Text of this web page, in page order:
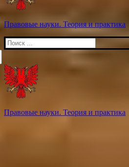
Правовые науки. Теория и практика
Искать:
Правовые науки. Теория и практика